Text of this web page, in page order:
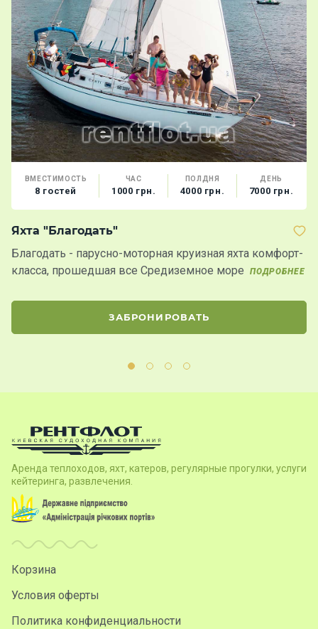
ВМЕСТИМОСТЬ
8 гостей
ЧАС
1000 грн.
ПОЛДНЯ
4000 грн.
ДЕНЬ
7000 грн.
Яхта "Благодать"
Благодать - парусно-моторная круизная яхта комфорт-
класса, прошедшая все Средиземное море
ПОДРОБНЕЕ
ЗАБРОНИРОВАТЬ
Аренда теплоходов, яхт, катеров, регулярные прогулки, услуги
кейтеринга, развлечения.
Корзина
Условия оферты
Политика конфиденциальности